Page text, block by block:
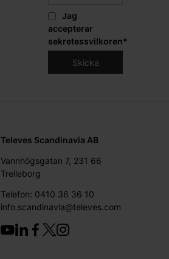
Jag
accepterar
sekretessvilkoren*
Televes Scandinavia AB
Vannhögsgatan 7, 231 66
Trelleborg
Telefon: 0410 36 36 10
info.scandinavia@televes.com